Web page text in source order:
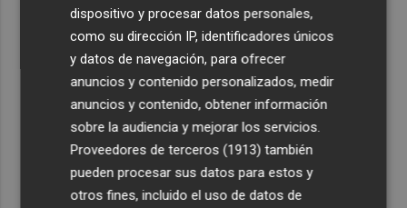
Castelló mejora 33 zonas de juegos infantiles en julio:
destina 324.000 euros
Recibe toda la actualidad de
Plaza Podcast en tu correo
dispositivo y procesar datos personales,
como su dirección IP, identificadores únicos
y datos de navegación, para ofrecer
anuncios y contenido personalizados, medir
anuncios y contenido, obtener información
sobre la audiencia y mejorar los servicios.
Proveedores de terceros (1913) también
pueden procesar sus datos para estos y
otros fines, incluido el uso de datos de